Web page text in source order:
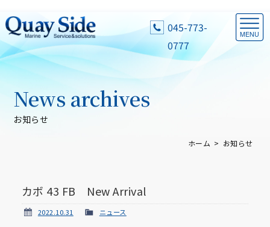
045-773-
0777
お知らせ
News archives
ホーム お知らせ
カボ 43 FB New Arrival
2022.10.31 ニュース